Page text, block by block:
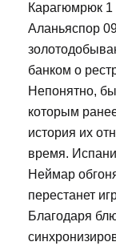
Карагюмрюк
Аланьяспор
банком о
Непонятно,
которым
история их
время.
Неймар
перестанет
Благодаря